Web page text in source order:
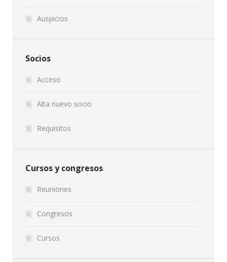
Auspicios
Socios
Acceso
Alta nuevo socio
Requisitos
Cursos y congresos
Reuniones
Congresos
Cursos